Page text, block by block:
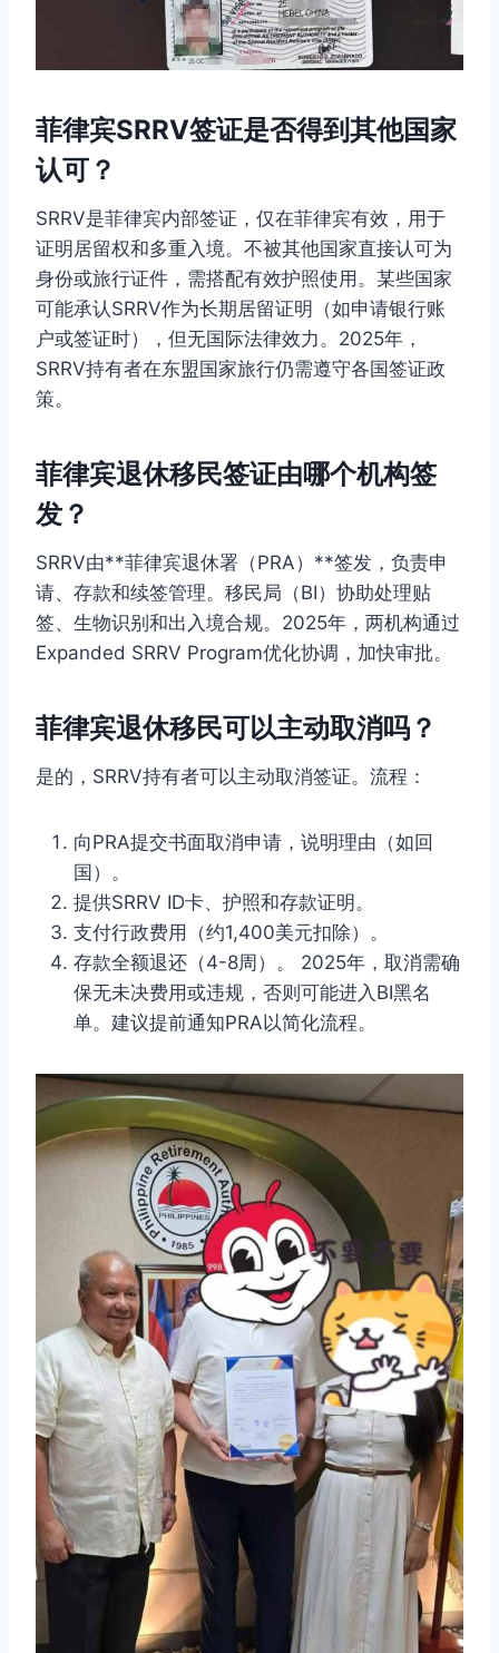
菲律宾SRRV签证是否得到其他国家
认可？
SRRV是菲律宾内部签证，仅在菲律宾有效，用于
证明居留权和多重入境。不被其他国家直接认可为
身份或旅行证件，需搭配有效护照使用。某些国家
可能承认SRRV作为长期居留证明（如申请银行账
户或签证时），但无国际法律效力。2025年，
SRRV持有者在东盟国家旅行仍需遵守各国签证政
策。
菲律宾退休移民签证由哪个机构签
发？
SRRV由**菲律宾退休署（PRA）**签发，负责申
请、存款和续签管理。移民局（BI）协助处理贴
签、生物识别和出入境合规。2025年，两机构通过
Expanded SRRV Program优化协调，加快审批。
菲律宾退休移民可以主动取消吗？
是的，SRRV持有者可以主动取消签证。流程：
向PRA提交书面取消申请，说明理由（如回
国）。
提供SRRV ID卡、护照和存款证明。
支付行政费用（约1,400美元扣除）。
存款全额退还（4-8周）。 2025年，取消需确
保无未决费用或违规，否则可能进入BI黑名
单。建议提前通知PRA以简化流程。